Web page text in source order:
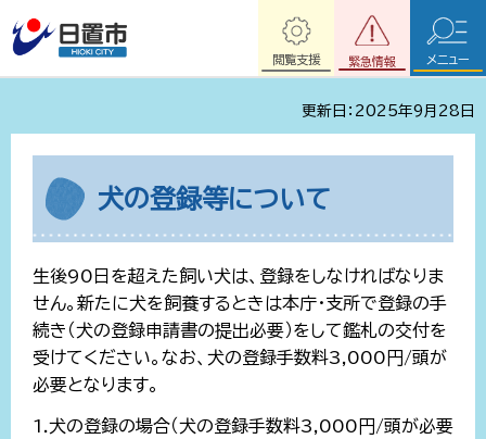
緊急情報
閲覧支援 メニュー
更新日：2025年9月28日
犬の登録等について
生後90日を超えた飼い犬は、登録をしなければなりま
せん。新たに犬を飼養するときは本庁・支所で登録の手
続き（犬の登録申請書の提出必要）をして鑑札の交付を
受けてください。なお、犬の登録手数料3,000円/頭が
必要となります。
1.犬の登録の場合（犬の登録手数料3,000円/頭が必要